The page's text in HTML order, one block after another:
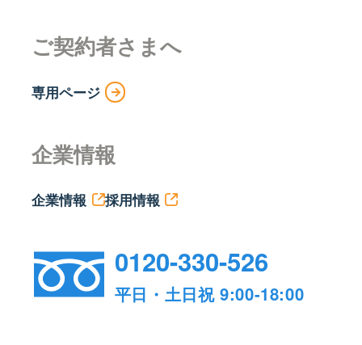
ご契約者さまへ
専用ページ
企業情報
企業情報 採用情報
0120-330-526
平日・土日祝 9:00-18:00